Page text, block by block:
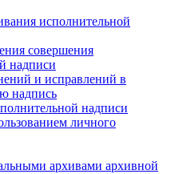
исполнительной
совершения
надписи
и исправлений в
надпись
надписи
личного
архивами архивной